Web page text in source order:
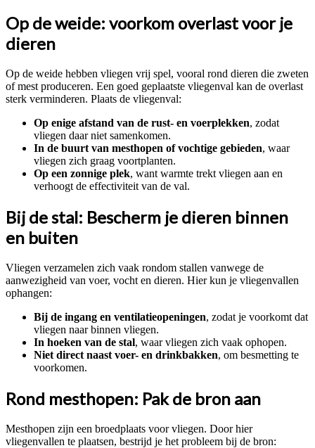
Op de weide: voorkom overlast voor je
dieren
Op de weide hebben vliegen vrij spel, vooral rond dieren die zweten
of mest produceren. Een goed geplaatste vliegenval kan de overlast
sterk verminderen. Plaats de vliegenval:
Op enige afstand van de rust- en voerplekken, zodat
vliegen daar niet samenkomen.
In de buurt van mesthopen of vochtige gebieden, waar
vliegen zich graag voortplanten.
Op een zonnige plek, want warmte trekt vliegen aan en
verhoogt de effectiviteit van de val.
Bij de stal: Bescherm je dieren binnen
en buiten
Vliegen verzamelen zich vaak rondom stallen vanwege de
aanwezigheid van voer, vocht en dieren. Hier kun je vliegenvallen
ophangen:
Bij de ingang en ventilatieopeningen, zodat je voorkomt dat
vliegen naar binnen vliegen.
In hoeken van de stal, waar vliegen zich vaak ophopen.
Niet direct naast voer- en drinkbakken, om besmetting te
voorkomen.
Rond mesthopen: Pak de bron aan
Mesthopen zijn een broedplaats voor vliegen. Door hier
vliegenvallen te plaatsen, bestrijd je het probleem bij de bron: